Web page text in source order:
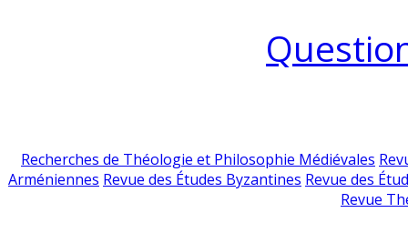
Recherches de Théologie et Philosophie Médiévales
Arméniennes Revue des Études Byzantines Revue des
Revue